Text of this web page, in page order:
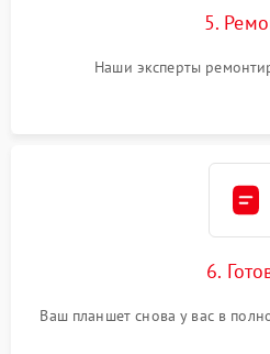
5.
Наши эксперты
6.
Ваш планшет снова у вас в